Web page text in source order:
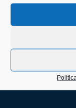
20003 Donostia